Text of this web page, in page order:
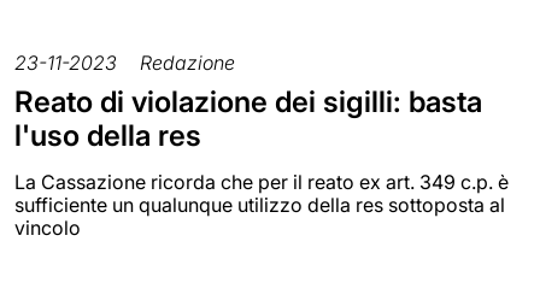
23-11-2023 Redazione
Reato di violazione dei sigilli: basta
l'uso della res
La Cassazione ricorda che per il reato ex art. 349 c.p. è
sufficiente un qualunque utilizzo della res sottoposta al
vincolo